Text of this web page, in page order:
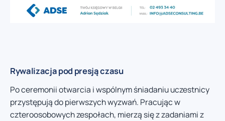
Rywalizacja pod presją czasu
Po ceremonii otwarcia i wspólnym śniadaniu uczestnicy
przystępują do pierwszych wyzwań. Pracując w
czteroosobowych zespołach, mierzą się z zadaniami z